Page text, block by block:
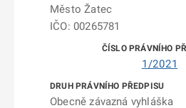
Město Žatec
IČO: 00265781
1/2021
Obecně závazná vyhláška